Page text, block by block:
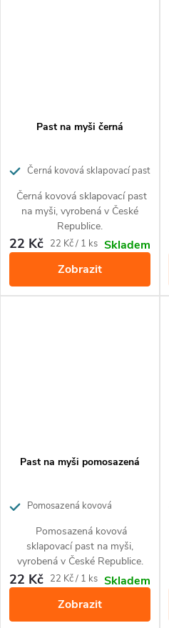
Past na myši černá
Černá kovová sklapovací past
Republice.
Černá kovová sklapovací past
na myši, vyrobená v České
Republice.
22 Kč Měrná
22 Kč / 1 ks Skladem
Zobrazit
Past na myši pomosazená
Pomosazená kovová
v České Republice.
Pomosazená kovová
sklapovací past na myši,
vyrobená v České Republice.
22 Kč Měrná
22 Kč / 1 ks Skladem
Zobrazit